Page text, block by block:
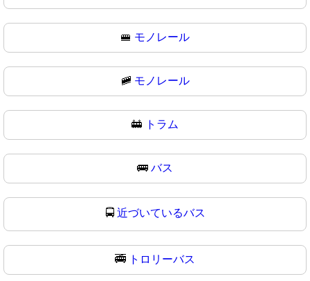
🚝 モノレール
🚞 モノレール
🚋 トラム
🚌 バス
🚍 近づいているバス
🚎 トロリーバス